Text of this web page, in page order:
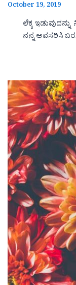
October 19, 2019
ಲೆಕ್ಕ
ನನ್ನ ಅವಸರಿಸಿ